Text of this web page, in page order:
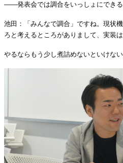
――発表会では調合をいっしょにできる
池田：「みんなで調合」ですね。現状
ろと考えるところがありまして、実装
やるならもう少し煮詰めないといけない